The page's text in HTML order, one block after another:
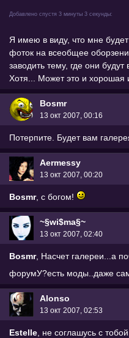
Добавлено спустя 3 минуты 3 секунды:
Я имею в виду, что мне
фоток на всеобщее
заводить тему, где они
Хотя... Может это и хорошая
Bоsmr
13 окт 2007, 00:16
Потерпите. Будет вам
Aermessy
13 окт 2007, 00:20
Bosmr, с богом!
~§wi$ma§~
13 окт 2007, 02:40
Bosmr, Насчет галереи...а
форумУ?есть моды..даже
Alonso
13 окт 2007, 02:53
Estelle , не соглашусь с тобой.